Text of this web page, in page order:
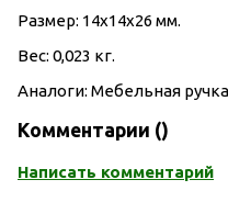
Размер: 14х14х26 мм.
Вес: 0,023 кг.
Аналоги: Мебельная ручка
Комментарии ()
Написать комментарий